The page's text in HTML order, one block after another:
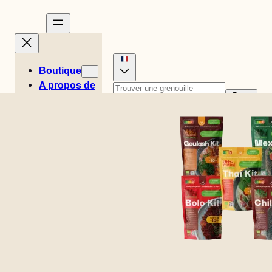
Boutique
A propos de
Allemand
Espagnol
Anglais (UK)
Norvégien
Panier
0,00